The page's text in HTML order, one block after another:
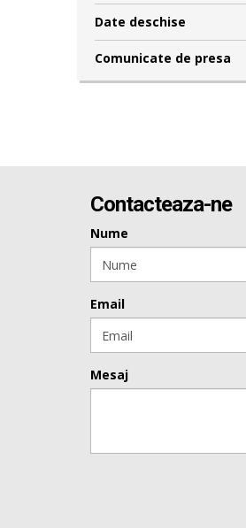
Date deschise
Comunicate de presa
Contacteaza-ne
Nume
Email
Mesaj